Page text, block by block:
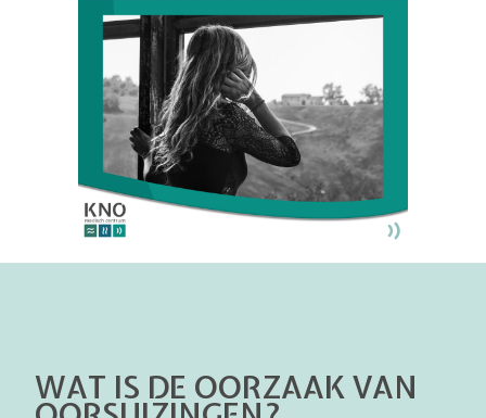
WAT IS DE OORZAAK VAN